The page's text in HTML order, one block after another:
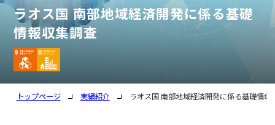
ラオス国 南部地域経済開発に係る基礎
情報収集調査
トップページ 実績紹介 ラオス国 南部地域経済開発に係る基礎情報